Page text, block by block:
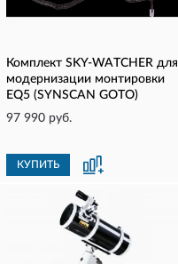
Комплект SKY-WATCHER для
модернизации монтировки
EQ5 (SYNSCAN GOTO)
97 990 руб.
КУПИТЬ